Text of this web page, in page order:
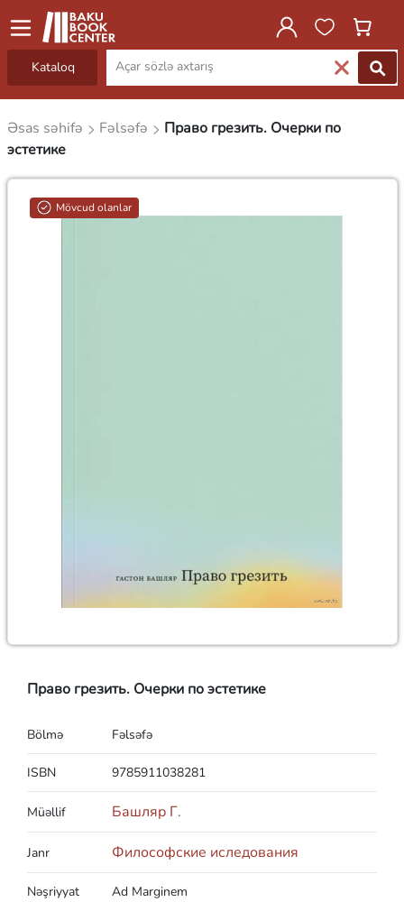
Kataloq
Əsas səhifə Fəlsəfə
Право грезить. Очерки по
эстетике
Mövcud olanlar
Право грезить. Очерки по эстетике
Bölmə Fəlsəfə
ISBN 9785911038281
Müəllif Башляр Г.
Janr Философские иследования
Nəşriyyat Ad Marginem